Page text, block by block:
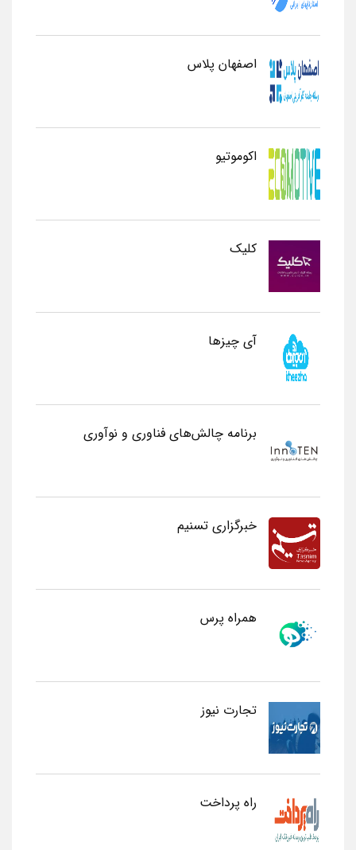
اصفهان پلاس
اکوموتیو
کلیک
آی چیزها
برنامه چالش‌های فناوری و نوآوری
خبرگزاری تسنیم
همراه پرس
تجارت نیوز
راه پرداخت